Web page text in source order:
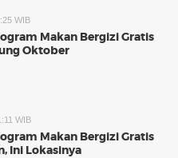
WIB
Makan Bergizi Gratis
Oktober
WIB
Makan Bergizi Gratis
Ini Lokasinya